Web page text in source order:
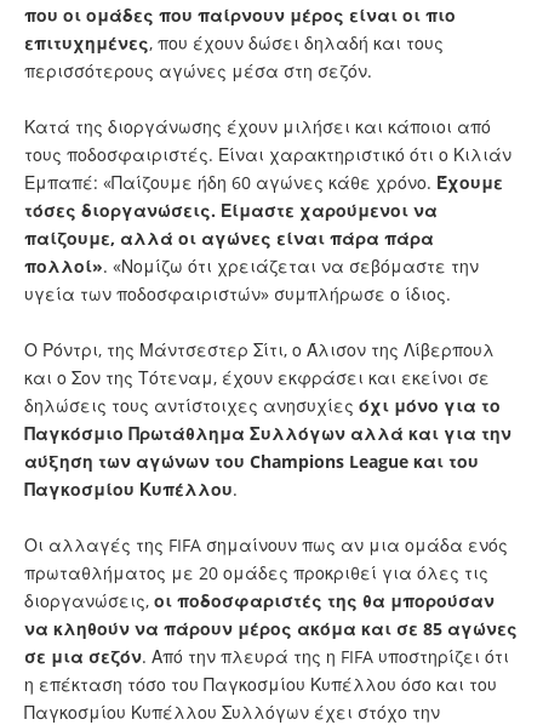
που οι ομάδες που παίρνουν μέρος είναι οι πιο
επιτυχημένες, που έχουν δώσει δηλαδή και τους
περισσότερους αγώνες μέσα στη σεζόν.
Κατά της διοργάνωσης έχουν μιλήσει και κάποιοι από
τους ποδοσφαιριστές. Είναι χαρακτηριστικό ότι ο Κιλιάν
Εμπαπέ: «Παίζουμε ήδη 60 αγώνες κάθε χρόνο. Έχουμε
τόσες διοργανώσεις. Είμαστε χαρούμενοι να
παίζουμε, αλλά οι αγώνες είναι πάρα πάρα
πολλοί». «Νομίζω ότι χρειάζεται να σεβόμαστε την
υγεία των ποδοσφαιριστών» συμπλήρωσε ο ίδιος.
Ο Ρόντρι, της Μάντσεστερ Σίτι, ο Άλισον της Λίβερπουλ
και ο Σον της Τότεναμ, έχουν εκφράσει και εκείνοι σε
δηλώσεις τους αντίστοιχες ανησυχίες όχι μόνο για το
Παγκόσμιο Πρωτάθλημα Συλλόγων αλλά και για την
αύξηση των αγώνων του Champions League και του
Παγκοσμίου Κυπέλλου.
Οι αλλαγές της FIFA σημαίνουν πως αν μια ομάδα ενός
πρωταθλήματος με 20 ομάδες προκριθεί για όλες τις
διοργανώσεις, οι ποδοσφαριστές της θα μπορούσαν
να κληθούν να πάρουν μέρος ακόμα και σε 85 αγώνες
σε μια σεζόν. Από την πλευρά της η FIFA υποστηρίζει ότι
η επέκταση τόσο του Παγκοσμίου Κυπέλλου όσο και του
Παγκοσμίου Κυπέλλου Συλλόγων έχει στόχο την